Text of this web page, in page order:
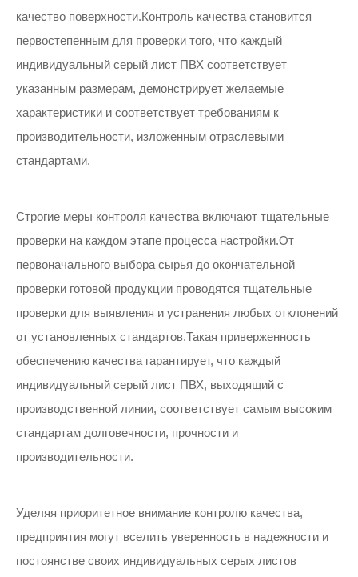
качество поверхности.Контроль качества становится
первостепенным для проверки того, что каждый
индивидуальный серый лист ПВХ соответствует
указанным размерам, демонстрирует желаемые
характеристики и соответствует требованиям к
производительности, изложенным отраслевыми
стандартами.
Строгие меры контроля качества включают тщательные
проверки на каждом этапе процесса настройки.От
первоначального выбора сырья до окончательной
проверки готовой продукции проводятся тщательные
проверки для выявления и устранения любых отклонений
от установленных стандартов.Такая приверженность
обеспечению качества гарантирует, что каждый
индивидуальный серый лист ПВХ, выходящий с
производственной линии, соответствует самым высоким
стандартам долговечности, прочности и
производительности.
Уделяя приоритетное внимание контролю качества,
предприятия могут вселить уверенность в надежности и
постоянстве своих индивидуальных серых листов